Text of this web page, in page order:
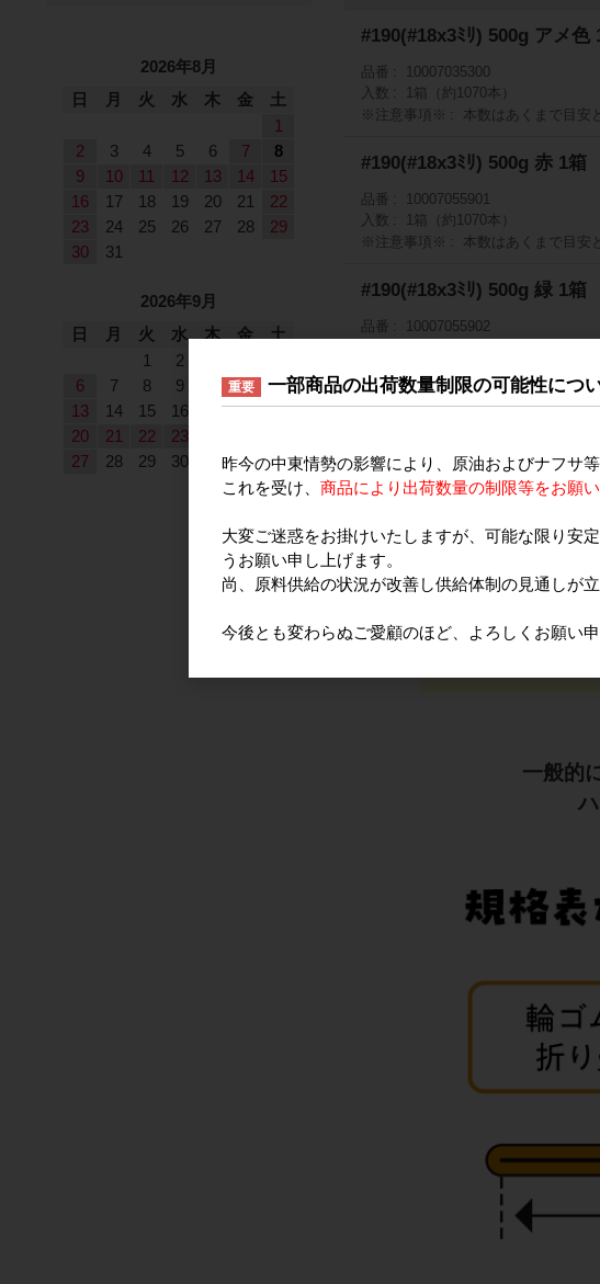
#190(#18x3ﾐﾘ) 500g アメ色
品番
10007035300
入数
1箱（約1070本）
※注意事項※
本数はあくまで目安
#190(#18x3ﾐﾘ) 500g 赤 1箱
品番
10007055901
入数
1箱（約1070本）
※注意事項※
本数はあくまで目安
#190(#18x3ﾐﾘ) 500g 緑 1箱
品番
10007055902
一般的
2026年8月
日
月 火 水 木 金
土
1
2
3 4 5 6 7
8
9
10 11 12 13 14
15
16
17 18 19 20 21
22
23
24 25 26 27 28
29
30
31
2026年9月
日
月 火 水 木 金
土
1
2
6
7 8 9 11
12
13
14 15 16 18
19
20
21 22 23
27
28 29 30
重要 一部商品の出荷数量制限の可能性につ
昨今の中東情勢の影響により、原油およびナフサ
これを受け、 商品により出荷数量の制限等をお願
大変ご迷惑をお掛けいたしますが、可能な限り安
うお願い申し上げます。
尚、原料供給の状況が改善し供給体制の見通しが
今後とも変わらぬご愛顧のほど、よろしくお願い申